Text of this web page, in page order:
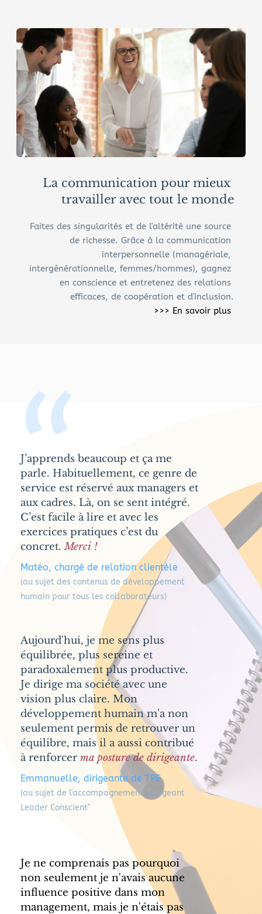
La communication pour mieux
travailler avec tout le monde
Faites des singularités et de l'altérité une source
de richesse. Grâce à la communication
interpersonnelle (managériale,
intergénérationnelle, femmes/hommes), gagnez
en conscience et entretenez des relations
efficaces, de coopération et d'inclusion.
>>> En savoir plus
“
J’apprends beaucoup et ça me
parle. Habituellement, ce genre de
service est réservé aux managers et
aux cadres. Là, on se sent intégré.
C’est facile à lire et avec les
exercices pratiques c’est du
concret. Merci !
Matéo, chargé de relation clientèle
(au sujet des contenus de développement
humain pour tous les collaborateurs)
Aujourd'hui, je me sens plus
équilibrée, plus sereine et
paradoxalement plus productive.
Je dirige ma société avec une
vision plus claire. Mon
développement humain m'a non
seulement permis de retrouver un
équilibre, mais il a aussi contribué
à renforcer ma posture de dirigeante.
Emmanuelle, dirigeante de TPE
(au sujet de l'accompagnement "Dirigeant
Leader Conscient"
Je ne comprenais pas pourquoi
non seulement je n'avais aucune
influence positive dans mon
management, mais je n'étais pas